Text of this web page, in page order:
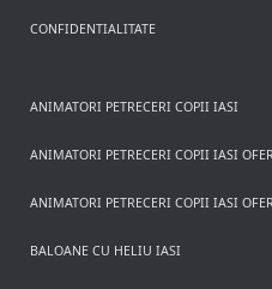
CONFIDENTIALITATE
ANIMATORI PETRECERI COPII IASI
ANIMATORI PETRECERI COPII IASI
ANIMATORI PETRECERI COPII IASI
BALOANE CU HELIU IASI